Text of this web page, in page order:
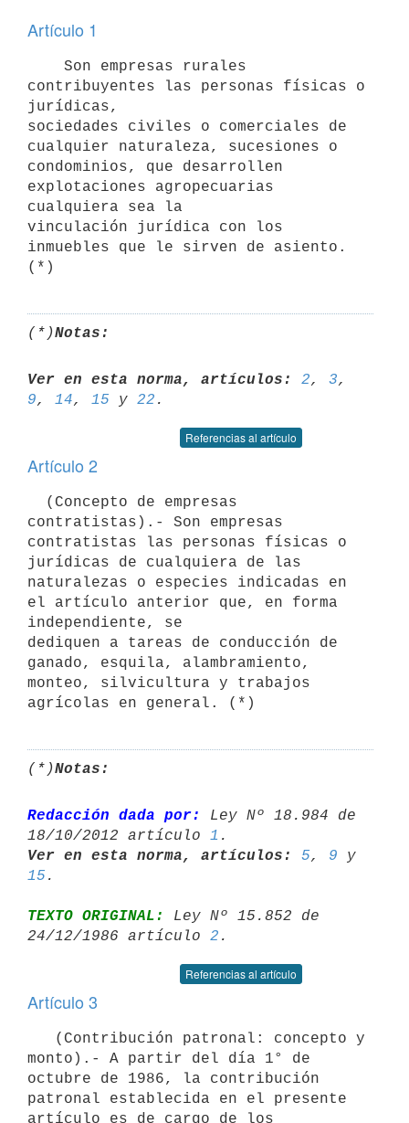
Artículo 1
contribuyentes las personas físicas o
jurídicas,
sociedades civiles o comerciales de
cualquier naturaleza, sucesiones o
condominios, que desarrollen
explotaciones agropecuarias
cualquiera sea la
vinculación jurídica con los
inmuebles que le sirven de asiento.
(*)Notas:
Ver en esta norma, artículos: 2, 3
9, 14, 15 y 22
Referencias al artículo
Artículo 2
contratistas).- Son empresas
contratistas las personas físicas o
jurídicas de cualquiera de las
naturalezas o especies indicadas en
el artículo anterior que, en forma
independiente, se
dediquen a tareas de conducción de
ganado, esquila, alambramiento,
monteo, silvicultura y trabajos
agrícolas en general. (*)
(*)Notas:
Redacción dada por:
Ley Nº 18.984 de
18/10/2012 artículo 1
Ver en esta norma, artículos:
5, 9
15
TEXTO ORIGINAL:
Ley Nº 15.852 de
24/12/1986 artículo 2
Referencias al artículo
Artículo 3
monto).- A partir del día 1° de
octubre de 1986, la contribución
patronal establecida en el presente
artículo es de cargo de los